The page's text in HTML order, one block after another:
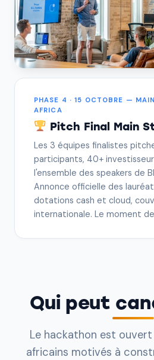
PHASE 4 · 15 OCTOBRE —
AFRICA
Pitch Final Main
Les 3 équipes finalistes
participants, 40+
l'ensemble des speakers de
Annonce officielle des
dotations cash et cloud,
internationale. Le moment
Qui peut
Le hackathon est
africains motivés à